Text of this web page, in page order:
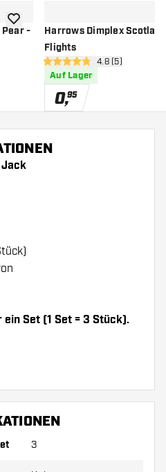
-
Zur Wunschliste hinzufügen
Harrows Dimplex
Flights
4.8 Bewertungssterne
4.8 (5)
Auf Lager
0,95
Set (1 Set = 3 Stück).
Ersatz Flights und
3